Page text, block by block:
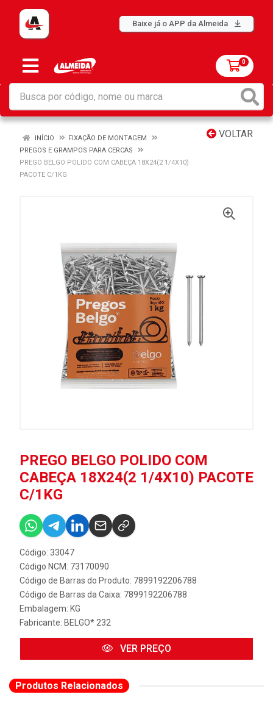
Baixe já o APP da Almeida
0
VOLTAR
INÍCIO
FIXAÇÃO DE MONTAGEM
PREGOS E GRAMPOS PARA CERCAS
PREGO BELGO POLIDO COM CABEÇA 18X24(2 1/4X10)
PACOTE C/1KG
PREGO BELGO POLIDO COM
CABEÇA 18X24(2 1/4X10) PACOTE
C/1KG
Código: 33047
Código NCM: 73170090
Código de Barras do Produto: 7899192206788
Código de Barras da Caixa: 7899192206788
Embalagem: KG
Fabricante: BELGO* 232
VER PREÇO
Produtos Relacionados